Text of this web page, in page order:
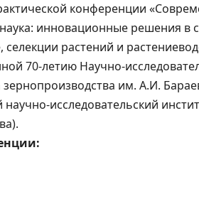
конференции
инновационные решения в
селекции растений и
70-летию Научно-
зернопроизводства им. А.И.
исследовательский